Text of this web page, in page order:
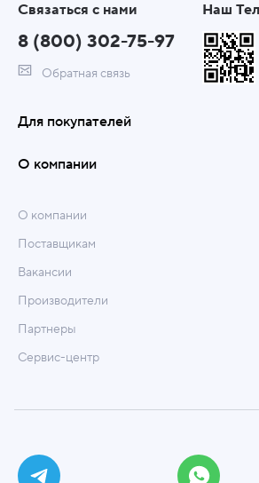
Связаться с нами
8 (800) 302-75-97
Обратная связь
Наш
Для покупателей
О компании
О компании
Поставщикам
Вакансии
Производители
Партнеры
Сервис-центр